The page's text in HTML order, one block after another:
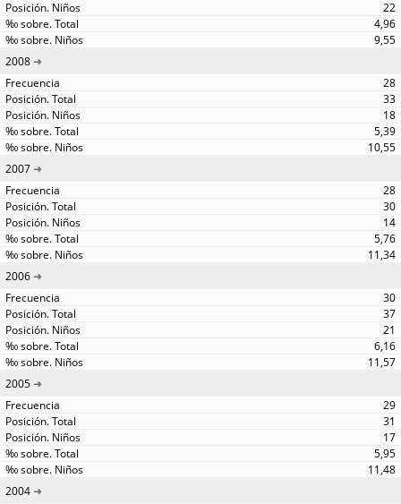
22
4,96
9,55
2008
28
33
18
5,39
10,55
2007
28
30
14
5,76
11,34
2006
30
37
21
6,16
11,57
2005
29
31
17
5,95
11,48
2004